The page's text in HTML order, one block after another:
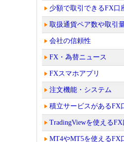
少額で取引できるFX口
取扱通貨ペア数や取引
会社の信頼性
FX・為替ニュース
FXスマホアプリ
注文機能・システム
積立サービスがあるFX
TradingViewを使えるFX
MT4やMT5を使えるFX